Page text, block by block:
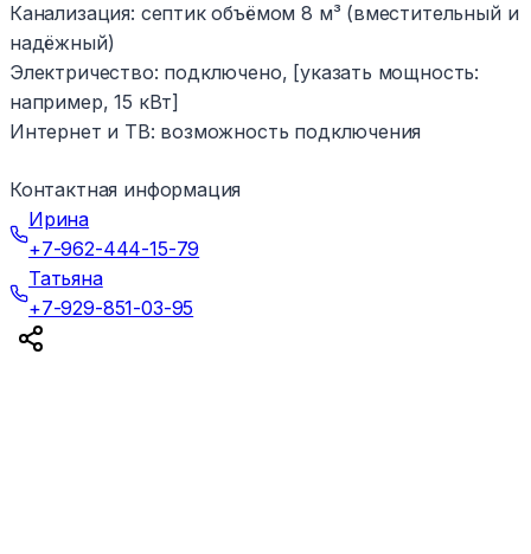
Канализация: септик объёмом 8 м³ (вместительный и
надёжный)
Электричество: подключено, [указать мощность:
например, 15 кВт]
Интернет и ТВ: возможность подключения
Контактная информация
Ирина
+7-962-444-15-79
Татьяна
+7-929-851-03-95